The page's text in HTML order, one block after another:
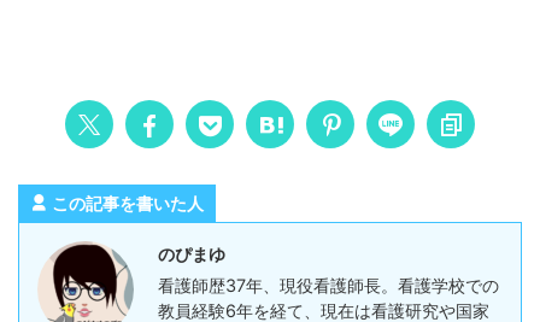
この記事を書いた人
のぴまゆ
看護師歴37年、現役看護師長。看護学校での
教員経験6年を経て、現在は看護研究や国家